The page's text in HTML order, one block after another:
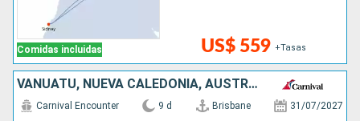
Comidas incluidas US$ 559 +Tasas
VANUATU, NUEVA CALEDONIA, AUSTRALIA
Carnival Encounter 9 d Brisbane 31/07/2027